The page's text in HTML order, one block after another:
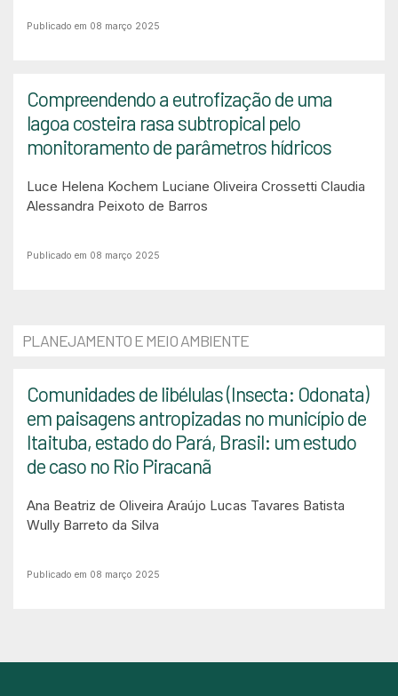
Publicado em 08 março 2025
Compreendendo a eutrofização de uma
lagoa costeira rasa subtropical pelo
monitoramento de parâmetros hídricos
Luce Helena Kochem Luciane Oliveira Crossetti Claudia
Alessandra Peixoto de Barros
Publicado em 08 março 2025
PLANEJAMENTO E MEIO AMBIENTE
Comunidades de libélulas (Insecta: Odonata)
em paisagens antropizadas no município de
Itaituba, estado do Pará, Brasil: um estudo
de caso no Rio Piracanã
Ana Beatriz de Oliveira Araújo Lucas Tavares Batista
Wully Barreto da Silva
Publicado em 08 março 2025